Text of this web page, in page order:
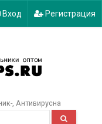
Вход Регистрация
Антивирусна